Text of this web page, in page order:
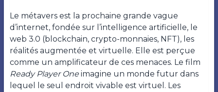
Le métavers est la prochaine grande vague
d’internet, fondée sur l’intelligence artificielle, le
web 3.0 (blockchain, crypto-monnaies, NFT), les
réalités augmentée et virtuelle. Elle est perçue
comme un amplificateur de ces menaces. Le film
Ready Player Oneimagine un monde futur dans
lequel le seul endroit vivable est virtuel. Les